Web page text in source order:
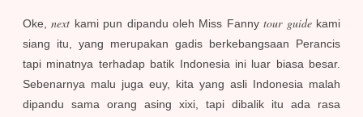
Oke,next kami pun dipandu oleh Miss Fannytour guidekami
siang itu, yang merupakan gadis berkebangsaan Perancis
tapi minatnya terhadap batik Indonesia ini luar biasa besar.
Sebenarnya malu juga euy, kita yang asli Indonesia malah
dipandu sama orang asing xixi, tapi dibalik itu ada rasa